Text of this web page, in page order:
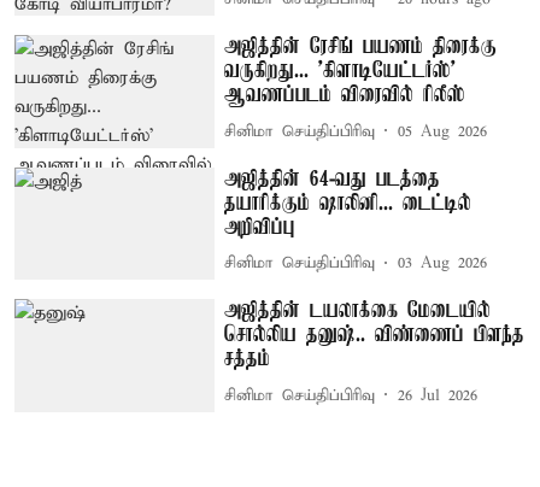
அஜித்தின் ரேசிங் பயணம் திரைக்கு
வருகிறது... 'கிளாடியேட்டர்ஸ்'
ஆவணப்படம் விரைவில் ரிலீஸ்
சினிமா செய்திப்பிரிவு 05 Aug 2026
அஜித்தின் 64-வது படத்தை
தயாரிக்கும் ஷாலினி... டைட்டில்
அறிவிப்பு
சினிமா செய்திப்பிரிவு 03 Aug 2026
அஜித்தின் டயலாக்கை மேடையில்
சொல்லிய தனுஷ்.. விண்ணைப் பிளந்த
சத்தம்
சினிமா செய்திப்பிரிவு 26 Jul 2026